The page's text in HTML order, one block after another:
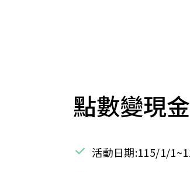
點數變現
活動日期:115/1/